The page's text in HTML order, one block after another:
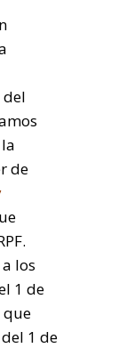
del
de
los
1 de
que
1 de